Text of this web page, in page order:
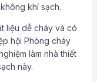
khí sạch.
liệu dễ cháy và có
hội Phòng cháy
làm nhà thiết
này.